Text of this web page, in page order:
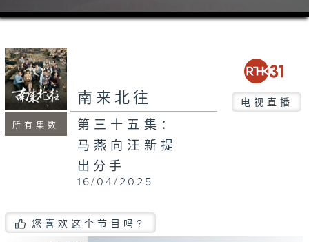
所有集数
南来北往 电视直播
第三十五集：
马燕向汪新提
出分手
16/04/2025
您喜欢这个节目吗?